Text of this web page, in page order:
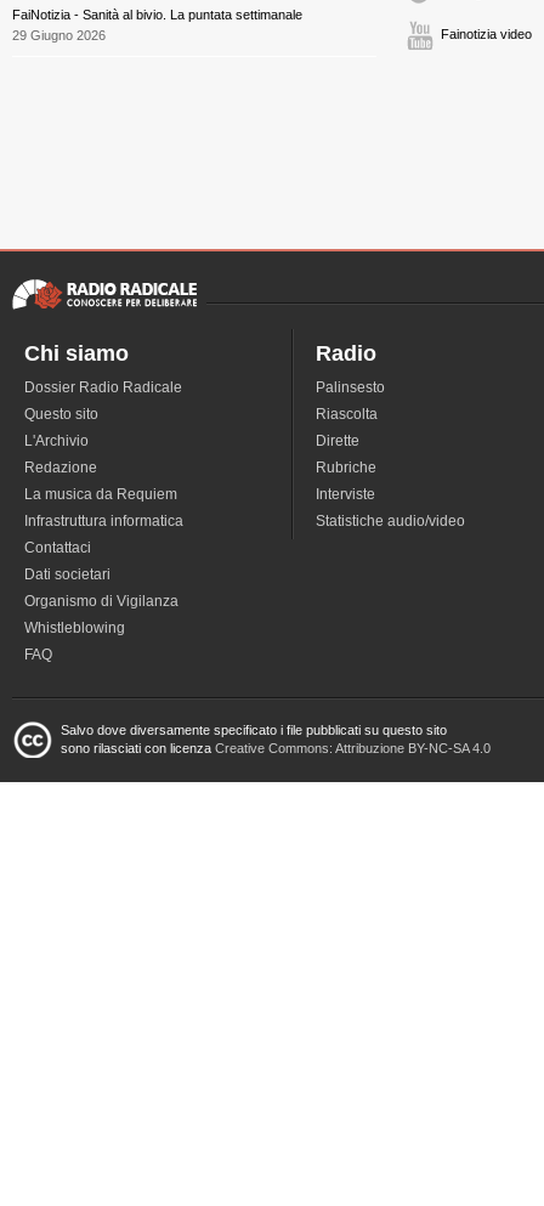
FaiNotizia - Sanità al bivio. La puntata settimanale
29 Giugno 2026
Fainotizia video
Chi siamo
Dossier Radio Radicale
Questo sito
L'Archivio
Redazione
La musica da Requiem
Infrastruttura informatica
Contattaci
Dati societari
Organismo di Vigilanza
Whistleblowing
FAQ
Radio
Palinsesto
Riascolta
Dirette
Rubriche
Interviste
Statistiche audio/video
Salvo dove diversamente specificato i file pubblicati su questo sito
sono rilasciati con licenza Creative Commons: Attribuzione BY-NC-SA 4.0